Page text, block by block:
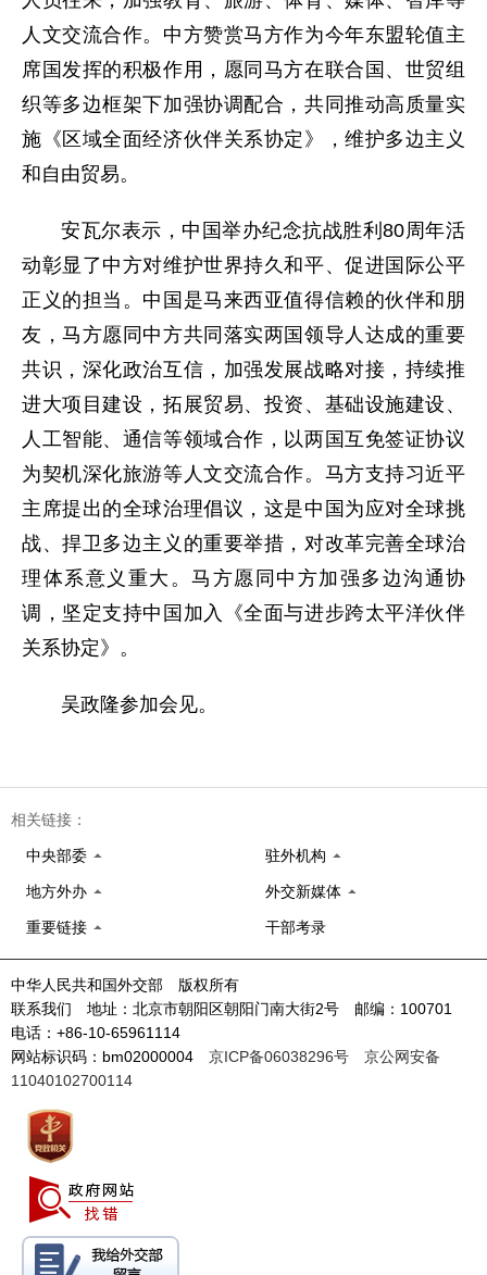
人文交流合作。中方赞赏马方作为今年东盟轮值主
席国发挥的积极作用，愿同马方在联合国、世贸组
织等多边框架下加强协调配合，共同推动高质量实
施《区域全面经济伙伴关系协定》，维护多边主义
和自由贸易。
安瓦尔表示，中国举办纪念抗战胜利80周年活
动彰显了中方对维护世界持久和平、促进国际公平
正义的担当。中国是马来西亚值得信赖的伙伴和朋
友，马方愿同中方共同落实两国领导人达成的重要
共识，深化政治互信，加强发展战略对接，持续推
进大项目建设，拓展贸易、投资、基础设施建设、
人工智能、通信等领域合作，以两国互免签证协议
为契机深化旅游等人文交流合作。马方支持习近平
主席提出的全球治理倡议，这是中国为应对全球挑
战、捍卫多边主义的重要举措，对改革完善全球治
理体系意义重大。马方愿同中方加强多边沟通协
调，坚定支持中国加入《全面与进步跨太平洋伙伴
关系协定》。
吴政隆参加会见。
相关链接：
中央部委 驻外机构
地方外办 外交新媒体
重要链接 干部考录
中华人民共和国外交部 版权所有
联系我们 地址：北京市朝阳区朝阳门南大街2号 邮编：100701
电话：+86-10-65961114
网站标识码：bm02000004 京ICP备06038296号
京公网安备
11040102700114